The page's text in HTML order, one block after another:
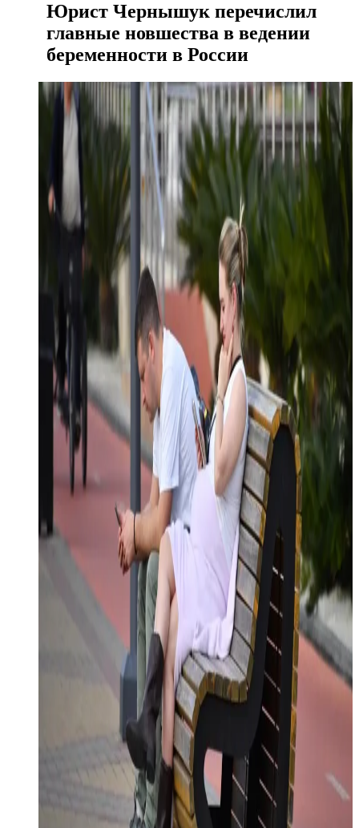
Юрист Чернышук перечислил
главные новшества в ведении
беременности в России